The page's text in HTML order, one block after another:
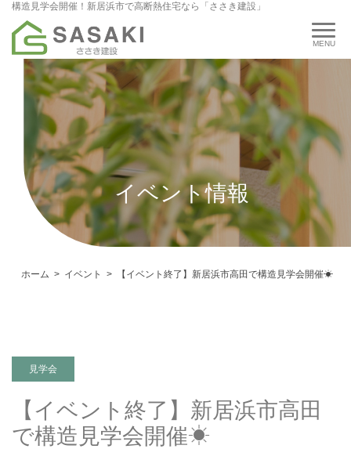
構造見学会開催！新居浜市で高断熱住宅なら「ささき建設」
イベント情報
ホーム イベント 【イベント終了】新居浜市高田で構造見学会開催☀
見学会
【イベント終了】新居浜市高田
で構造見学会開催☀